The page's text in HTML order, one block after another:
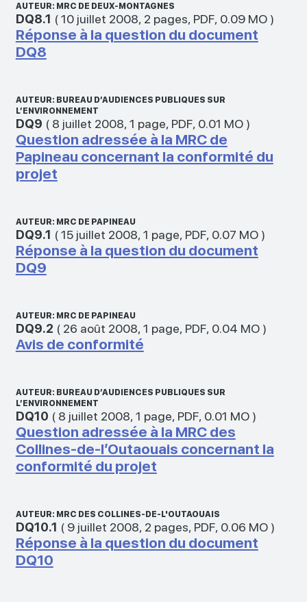
AUTEUR: MRC DE DEUX-MONTAGNES
DQ8.1 (10 juillet 2008, 2 pages, PDF, 0.09 MO)
Réponse à la question du document
DQ8
AUTEUR: BUREAU D’AUDIENCES PUBLIQUES SUR
L’ENVIRONNEMENT
DQ9 ( 8 juillet 2008, 1 page, PDF, 0.01 MO)
Question adressée à la MRC de
Papineau concernant la conformité du
projet
AUTEUR: MRC DE PAPINEAU
DQ9.1 (15 juillet 2008, 1 page, PDF, 0.07 MO)
Réponse à la question du document
DQ9
AUTEUR: MRC DE PAPINEAU
DQ9.2 ( 26 août 2008, 1 page, PDF, 0.04 MO)
Avis de conformité
AUTEUR: BUREAU D’AUDIENCES PUBLIQUES SUR
L’ENVIRONNEMENT
DQ10 ( 8 juillet 2008, 1 page, PDF, 0.01 MO)
Question adressée à la MRC des
Collines-de-l’Outaouais concernant la
conformité du projet
AUTEUR: MRC DES COLLINES-DE-L'OUTAOUAIS
DQ10.1 ( 9 juillet 2008, 2 pages, PDF, 0.06 MO)
Réponse à la question du document
DQ10